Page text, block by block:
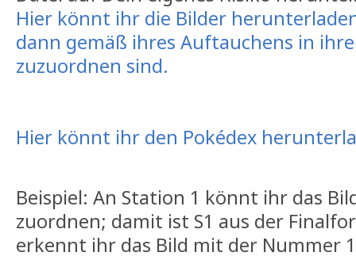
Hier könnt ihr die Bilder
dann gemäß ihres Auftauchens in
zuzuordnen sind.
Hier könnt ihr den Pokédex
Beispiel: An Station 1 könnt ihr das
zuordnen; damit ist S1 aus der
erkennt ihr das Bild mit der Nummer